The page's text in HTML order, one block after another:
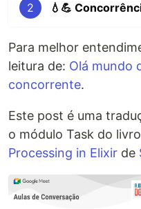
2 💧💪
Para melhor
leitura de: Olá mundo
concorrente.
Este post é uma
o módulo Task do livro
Processing in Elixir de